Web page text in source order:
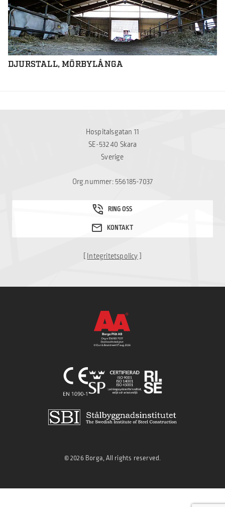
DJURSTALL, MÖRBYLÅNGA
Hospitalsgatan 11
SE-532 40 Skara
Sverige
Org.nummer: 556185-7037
[Integritetspolicy]
© 2026 Borga, All rights reserved.